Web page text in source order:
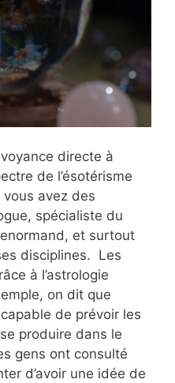
directe à
de l’ésotérisme
avez des
spécialiste du
et surtout
disciplines. Les
à l’astrologie
on dit que
de prévoir les
produire dans le
gens ont consulté
d’avoir une idée de